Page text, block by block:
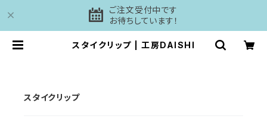
ご注文受付中です
お待ちしています！
スタイクリップ | 工房DAISHI
スタイクリップ